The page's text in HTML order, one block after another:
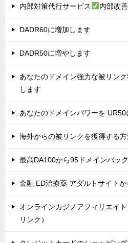
内部対策代行サービス 内部改
DADR60に増加します
DADR50に増やします
あなたのドメイン強力な被リン
します
あなたのドメインパワーを UR50
海外からの被リンクを獲得する
最高DA100から95ドメインバッ
金融 ED治療薬 アダルトサイト
オンラインカジノアフィリエイ
リンク）